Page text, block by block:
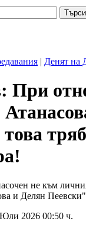
| Денят на
При
не към
и Делян
2026 00:50 ч.